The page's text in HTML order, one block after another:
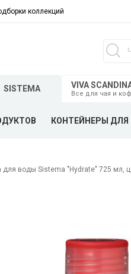
коллекций
SISTEMA VIVA
Все для чая и
КОНТЕЙНЕРЫ ДЛЯ
для воды Sistema "Hydrate" 725 мл,